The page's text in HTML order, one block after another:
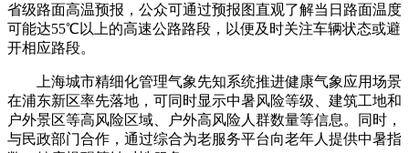
省级路面高温预报，公众可通过预报图直观了解当日路面温度
可能达55℃以上的高速公路路段，以便及时关注车辆状态或避
开相应路段。
上海城市精细化管理气象先知系统推进健康气象应用场景
在浦东新区率先落地，可同时显示中暑风险等级、建筑工地和
户外景区等高风险区域、户外高风险人群数量等信息。同时，
与民政部门合作，通过综合为老服务平台向老年人提供中暑指